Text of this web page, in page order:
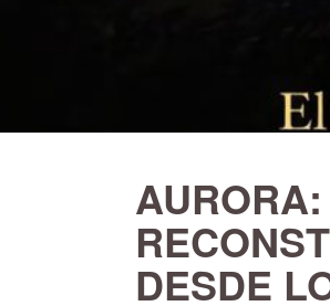
DESDE